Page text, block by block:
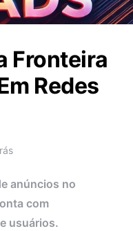
Fronteira
Redes
anúncios no
com
usuários.